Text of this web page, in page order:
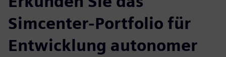
Simcenter-Portfolio für
Entwicklung autonomer